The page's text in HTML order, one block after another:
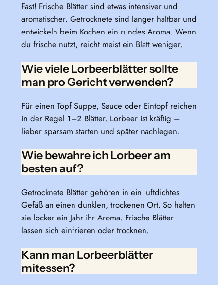
Fast! Frische Blätter sind etwas intensiver und
aromatischer. Getrocknete sind länger haltbar und
entwickeln beim Kochen ein rundes Aroma. Wenn
du frische nutzt, reicht meist ein Blatt weniger.
Wie viele Lorbeerblätter sollte
man pro Gericht verwenden?
Für einen Topf Suppe, Sauce oder Eintopf reichen
in der Regel 1–2 Blätter. Lorbeer ist kräftig –
lieber sparsam starten und später nachlegen.
Wie bewahre ich Lorbeer am
besten auf?
Getrocknete Blätter gehören in ein luftdichtes
Gefäß an einen dunklen, trockenen Ort. So halten
sie locker ein Jahr ihr Aroma. Frische Blätter
lassen sich einfrieren oder trocknen.
Kann man Lorbeerblätter
mitessen?